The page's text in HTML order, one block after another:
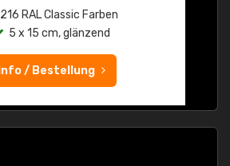
216 RAL Classic Farben
5 x 15 cm, glänzend
Info / Bestellung